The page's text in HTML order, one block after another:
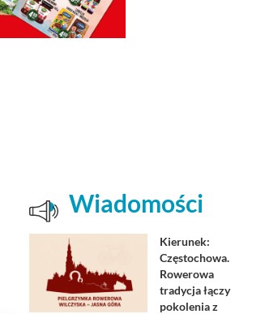
Wiadomości
Kierunek:
Częstochowa.
Rowerowa
tradycja łączy
pokolenia z